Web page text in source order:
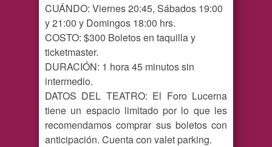
CUÁNDO: Viernes 20:45, Sábados 19:00
y 21:00 y Domingos 18:00 hrs.
COSTO: $300 Boletos en taquilla y
ticketmaster.
DURACIÓN: 1 hora 45 minutos sin
intermedio.
DATOS DEL TEATRO: El Foro Lucerna
tiene un espacio limitado por lo que les
recomendamos comprar sus boletos con
anticipación. Cuenta con valet parking.